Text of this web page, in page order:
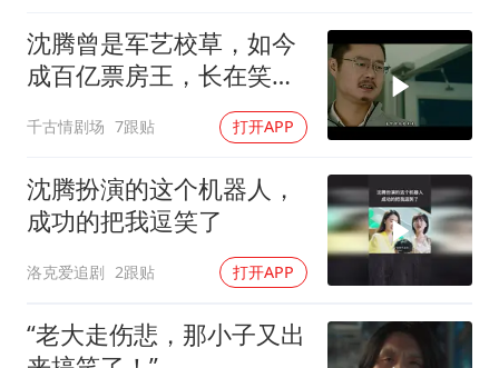
沈腾曾是军艺校草，如今
成百亿票房王，长在笑点
千古情剧场 7跟贴 打开APP
沈腾扮演的这个机器人，
成功的把我逗笑了
洛克爱追剧 2跟贴 打开APP
“老大走伤悲，那小子又出